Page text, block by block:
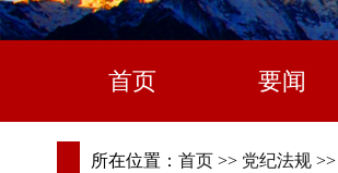
首页 要闻
所在位置： 首页 >> 党纪法规 >>